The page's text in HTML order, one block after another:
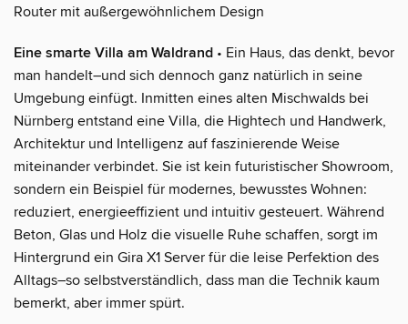
Router mit außergewöhnlichem Design
Eine smarte Villa am Waldrand • Ein Haus, das denkt, bevor
man handelt–und sich dennoch ganz natürlich in seine
Umgebung einfügt. Inmitten eines alten Mischwalds bei
Nürnberg entstand eine Villa, die Hightech und Handwerk,
Architektur und Intelligenz auf faszinierende Weise
miteinander verbindet. Sie ist kein futuristischer Showroom,
sondern ein Beispiel für modernes, bewusstes Wohnen:
reduziert, energieeffizient und intuitiv gesteuert. Während
Beton, Glas und Holz die visuelle Ruhe schaffen, sorgt im
Hintergrund ein Gira X1 Server für die leise Perfektion des
Alltags–so selbstverständlich, dass man die Technik kaum
bemerkt, aber immer spürt.